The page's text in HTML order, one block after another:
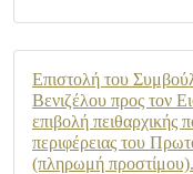
Επιστολή του
Βενιζέλου προς τον
επιβολή πειθαρχικής
περιφέρειας του
(πληρωμή προστίμου).